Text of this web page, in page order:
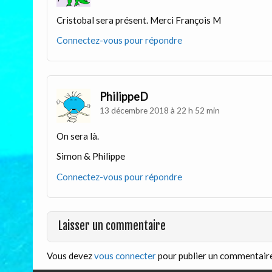
Cristobal sera présent. Merci François M
Connectez-vous pour répondre
PhilippeD
13 décembre 2018 à 22 h 52 min
On sera là.
Simon & Philippe
Connectez-vous pour répondre
Laisser un commentaire
Vous devezvous connecterpour publier un